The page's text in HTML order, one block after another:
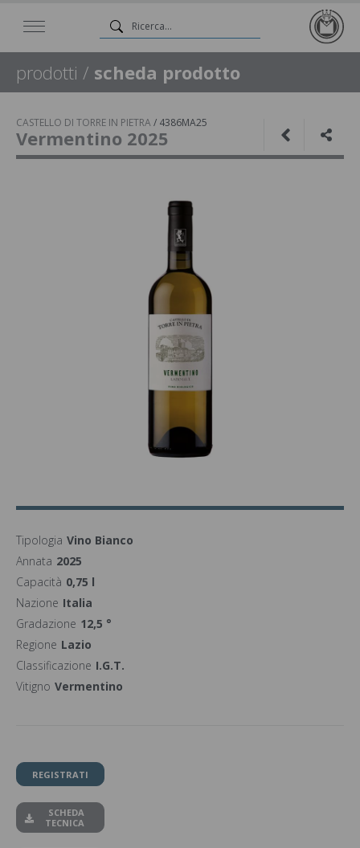
prodotti / scheda prodotto
CASTELLO DI TORRE IN PIETRA/ 4386MA25
Vermentino 2025
Tipologia Vino Bianco
Annata 2025
Capacità 0,75 l
Nazione Italia
Gradazione 12,5 °
Regione Lazio
Classificazione I.G.T.
Vitigno Vermentino
REGISTRATI
SCHEDA
TECNICA